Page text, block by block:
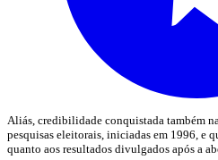
Aliás, credibilidade conquistada também
pesquisas eleitorais, iniciadas em 1996, e
quanto aos resultados divulgados após a